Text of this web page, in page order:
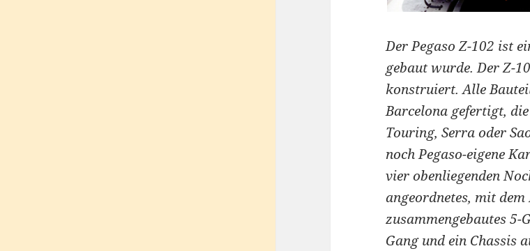
Der Pegaso Z-102 ist
gebaut wurde. Der Z-
konstruiert. Alle
Barcelona gefertigt,
Touring, Serra oder
noch Pegaso-eigene
vier obenliegenden
angeordnetes, mit
zusammengebautes
Gang und ein Chassis